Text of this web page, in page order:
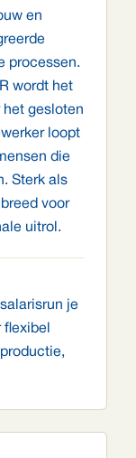
en
processen.
wordt het
het gesloten
loopt
die
Sterk als
voor
uitrol.
je